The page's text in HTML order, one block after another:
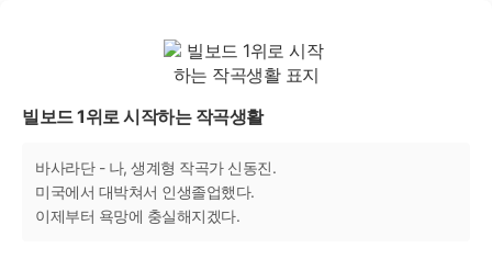
빌보드 1위로 시작하는 작곡생활
바사라단 - 나, 생계형 작곡가 신동진.
미국에서 대박쳐서 인생졸업했다.
이제부터 욕망에 충실해지겠다.